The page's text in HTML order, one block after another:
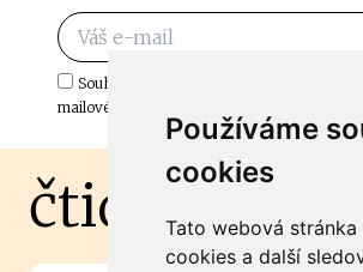
Používáme
cookies
Tato webová stránka
cookies a další
Souhlasím s odběrem důležitých zpráv ze
mailové schránky.
čtidoma.cz